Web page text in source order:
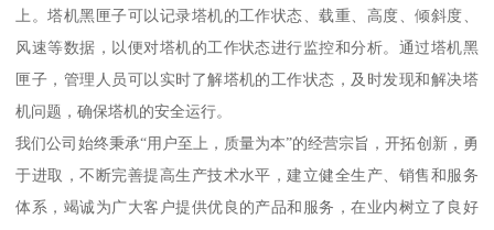
上。塔机黑匣子可以记录塔机的工作状态、载重、高度、倾斜度、
风速等数据，以便对塔机的工作状态进行监控和分析。通过塔机黑
匣子，管理人员可以实时了解塔机的工作状态，及时发现和解决塔
机问题，确保塔机的安全运行。
我们公司始终秉承“用户至上，质量为本”的经营宗旨，开拓创新，勇
于进取，不断完善提高生产技术水平，建立健全生产、销售和服务
体系，竭诚为广大客户提供优良的产品和服务，在业内树立了良好